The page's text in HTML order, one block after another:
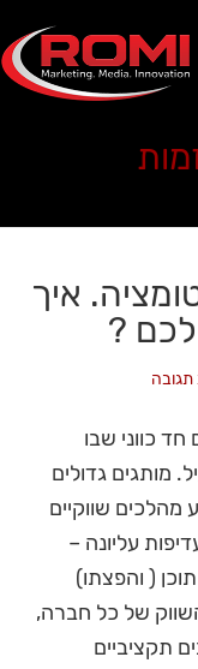
איך
?
תגובה
כווני שבו
מותגים גדולים
מהלכים שווקיים
עליונה –
תוכן ( והפצתו)
של כל חברה,
תקציביים